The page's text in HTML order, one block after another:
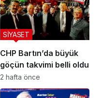
CHP Bartın’da büyük
göçün takvimi belli oldu
SİYASET
2 hafta önce